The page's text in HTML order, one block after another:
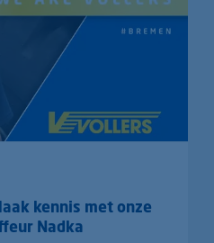
kennis met onze
Nadka